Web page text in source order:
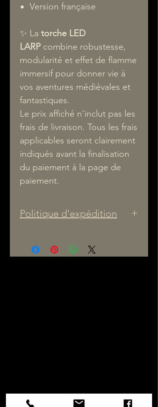
Version française
✨ La torche LED
LARPcombine robustesse,
modularité et effet de flamme
immersif pour donner vie à
vos aventures médiévales et
fantastiques.
Le prix affiché n’inclut pas les
frais de livraison. Tous les frais
applicables seront clairement
indiqués avant la finalisation
du paiement à la page de
paiement.
Politique d'expédition
Les prix affichés sur notre
entre :